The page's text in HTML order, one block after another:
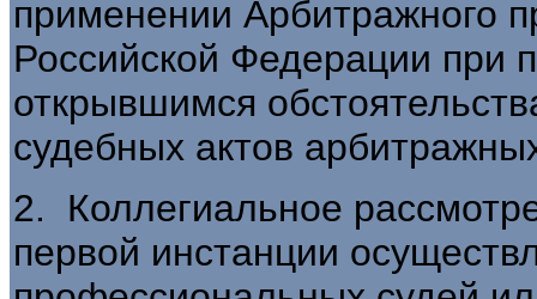
применении Арбитражного
Российской Федерации при
открывшимся
судебных актов
2. Коллегиальное
первой инстанции